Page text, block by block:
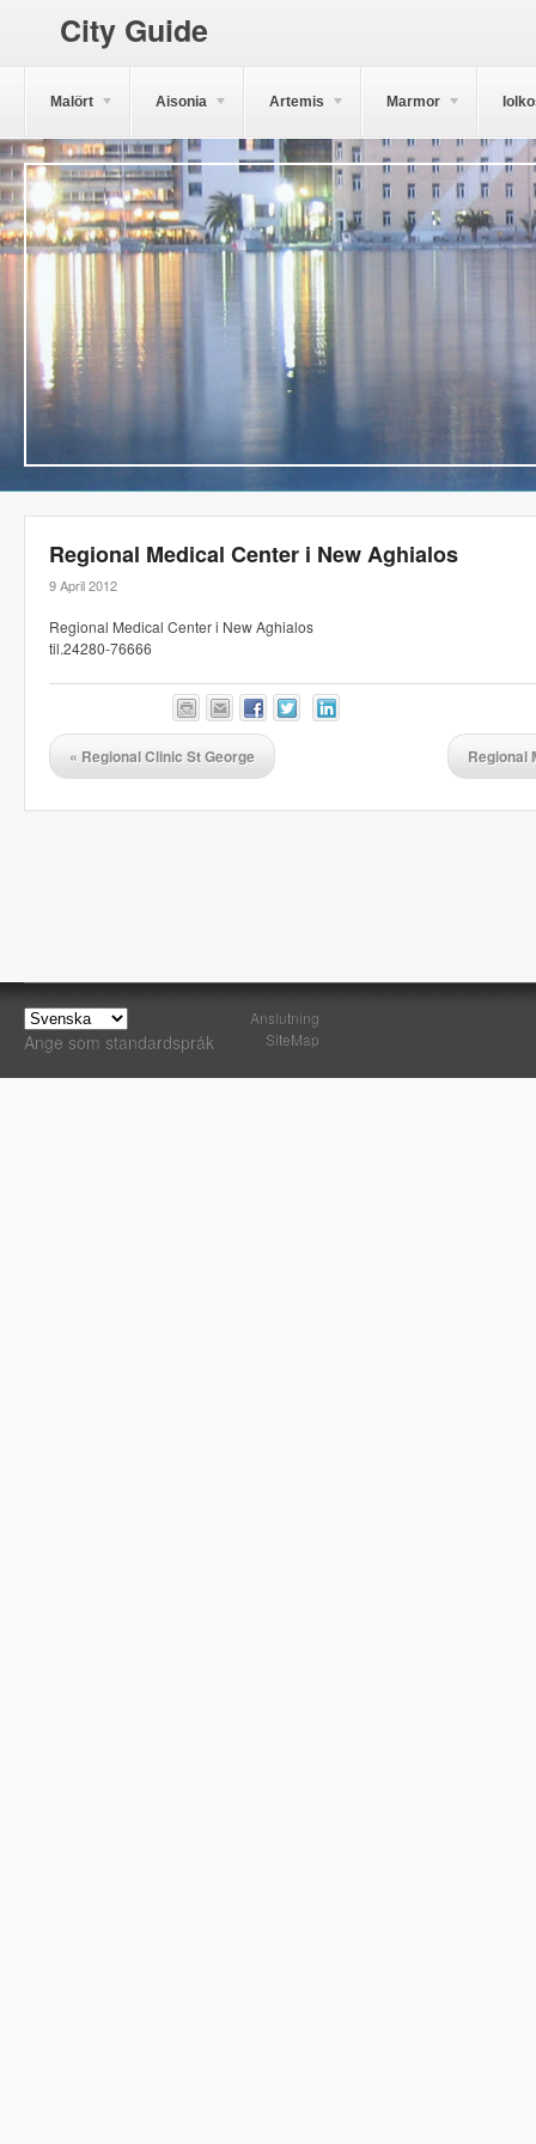
City Guide
Malört Aisonia Artemis Marmor
Regional Medical Center i New Aghialos
9 April 2012
Regional Medical Center i New Aghialos
til.24280-76666
« Regional Clinic St George Regional
Ange som standardspråk
Anslutning
SiteMap